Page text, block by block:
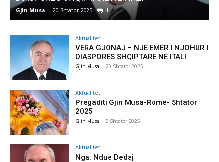
- 20 Shtator 2025 1
Aktualitet
VERA GJONAJ – NJË EMËR I NJOHUR I
DIASPORËS SHQIPTARE NË ITALI
Gjin Musa - 20 Shtator 2025
Aktualitet
Pregaditi Gjin Musa-Rome- Shtator
2025
Gjin Musa - 8 Shtator 2025
Aktualitet
Nga: Ndue Dedaj